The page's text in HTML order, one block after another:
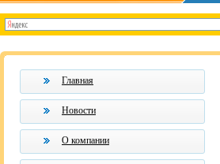
Главная
Новости
О компании